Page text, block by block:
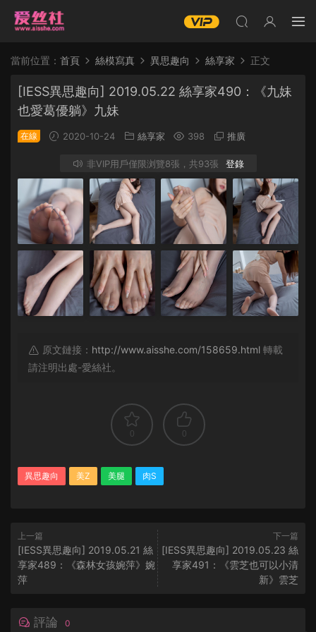
當前位置： 首頁 絲模寫真 異思趣向 絲享家 正文
[IESS異思趣向] 2019.05.22 絲享家490：《九妹
也愛葛優躺》九妹
在線 2020-10-24 絲享家 398 推廣
非VIP用戶僅限浏覽8張，共93張 登錄
原文鏈接： http://www.aisshe.com/158659.html 轉載
請注明出處-愛絲社。
0 0
異思趣向 美Z 美腿 肉S
上一篇
[IESS異思趣向] 2019.05.21 絲
享家489：《森林女孩婉萍》婉
萍
下一篇
[IESS異思趣向] 2019.05.23 絲
享家491：《雲芝也可以小清
新》雲芝
評論 0